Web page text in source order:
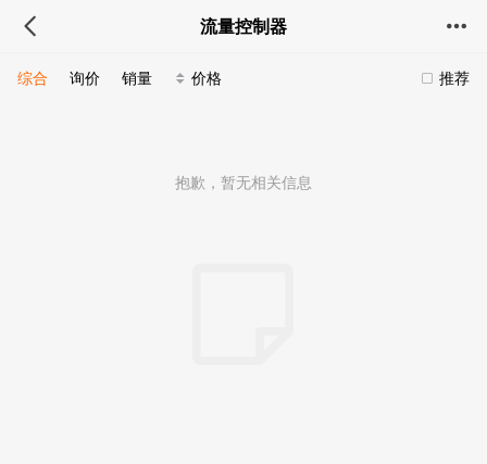
流量控制器
推荐
综合 询价 销量 价格
抱歉，暂无相关信息